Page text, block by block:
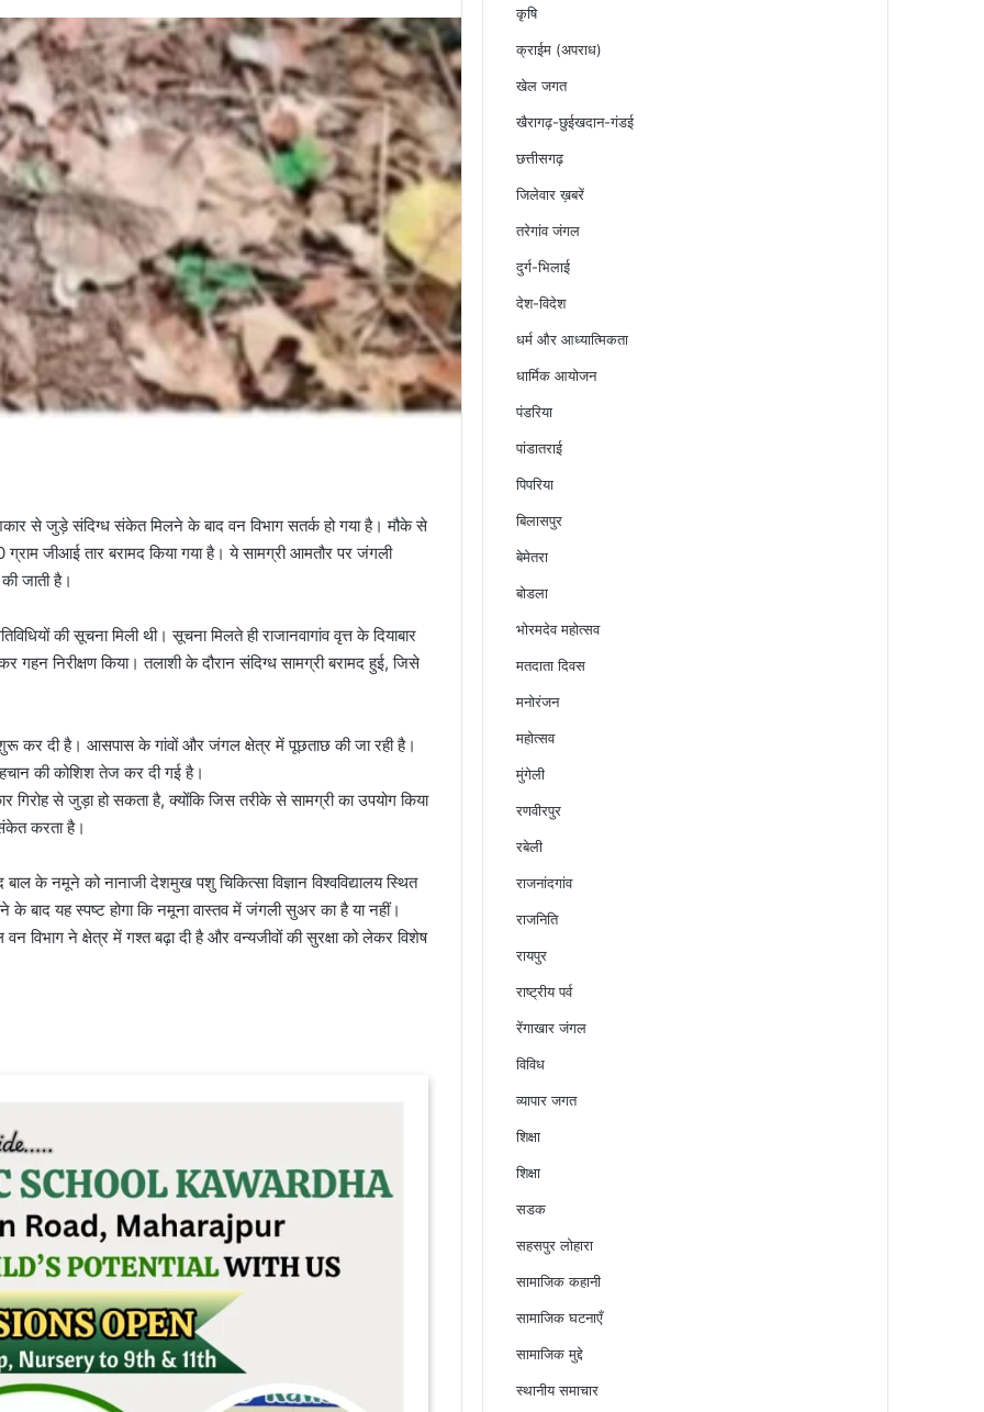
से जुड़े संदिग्ध संकेत मिलने के बाद वन विभाग सतर्क हो गया है। मौके से
जीआई तार बरामद किया गया है। ये सामग्री आमतौर पर जंगली
जाती है।
की सूचना मिली थी। सूचना मिलते ही राजानवागांव वृत्त के दियाबार
निरीक्षण किया। तलाशी के दौरान संदिग्ध सामग्री बरामद हुई, जिसे
कर दी है। आसपास के गांवों और जंगल क्षेत्र में पूछताछ की जा रही है।
की कोशिश तेज कर दी गई है।
गिरोह से जुड़ा हो सकता है, क्योंकि जिस तरीके से सामग्री का उपयोग किया
संकेत करता है।
के नमूने को नानाजी देशमुख पशु चिकित्सा विज्ञान विश्वविद्यालय स्थित
के बाद यह स्पष्ट होगा कि नमूना वास्तव में जंगली सुअर का है या नहीं।
विभाग ने क्षेत्र में गश्त बढ़ा दी है और वन्यजीवों की सुरक्षा को लेकर विशेष
कृषि
क्राईम (अपराध)
खेल जगत
खैरागढ़-छुईखदान-गंडई
छत्तीसगढ़
जिलेवार ख़बरें
तरेगांव जंगल
दुर्ग-भिलाई
देश-विदेश
धर्म और आध्यात्मिकता
धार्मिक आयोजन
पंडरिया
पांडातराई
पिपरिया
बिलासपुर
बेमेतरा
बोडला
भोरमदेव महोत्सव
मतदाता दिवस
मनोरंजन
महोत्सव
मुंगेली
रणवीरपुर
रबेली
राजनांदगांव
राजनिति
रायपुर
राष्ट्रीय पर्व
रेंगाखार जंगल
विविध
व्यापार जगत
शिक्षा
शिक्षा
सडक
सहसपुर लोहारा
सामाजिक कहानी
सामाजिक घटनाएँ
सामाजिक मुद्दे
स्थानीय समाचार